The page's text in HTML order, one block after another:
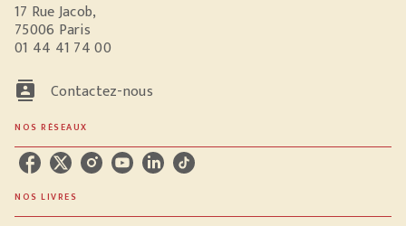
17 Rue Jacob,
75006 Paris
01 44 41 74 00
contacts Contactez-nous
NOS RÉSEAUX
NOS LIVRES